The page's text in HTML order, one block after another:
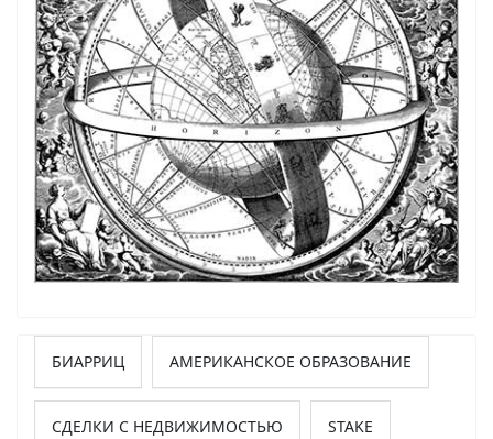
БИАРРИЦ АМЕРИКАНСКОЕ ОБРАЗОВАНИЕ
СДЕЛКИ С НЕДВИЖИМОСТЬЮ STAKE